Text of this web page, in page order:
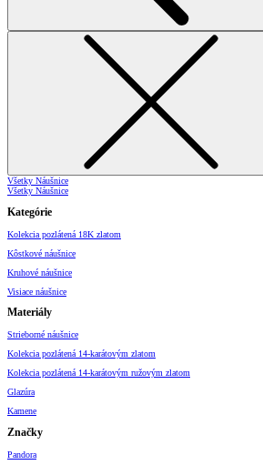
Všetky Náušnice
Všetky Náušnice
Kategórie
Kolekcia pozlátená 18K zlatom
Kôstkové náušnice
Kruhové náušnice
Visiace náušnice
Materiály
Strieborné náušnice
Kolekcia pozlátená 14-karátovým zlatom
Kolekcia pozlátená 14-karátovým ružovým zlatom
Glazúra
Kamene
Značky
Pandora